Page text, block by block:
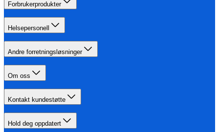
Forbrukerprodukter
Helsepersonell
Andre forretningsløsninger
Om oss
Kontakt kundestøtte
Hold deg oppdatert